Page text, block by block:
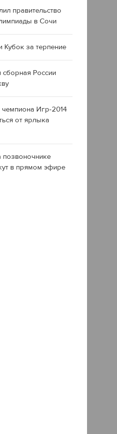
правительство
в Сочи
Кубок за терпение
России
чемпиона Игр-2014
от ярлыка
в прямом эфире